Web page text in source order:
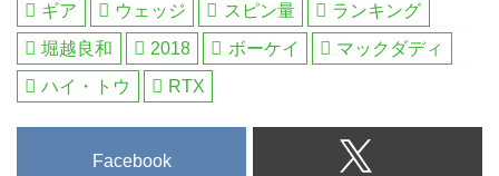
ギア ウェッジ スピン量
ランキング
堀越良和
2018 ボーケイ
マックダディ
ハイ・トウ
RTX
Facebook